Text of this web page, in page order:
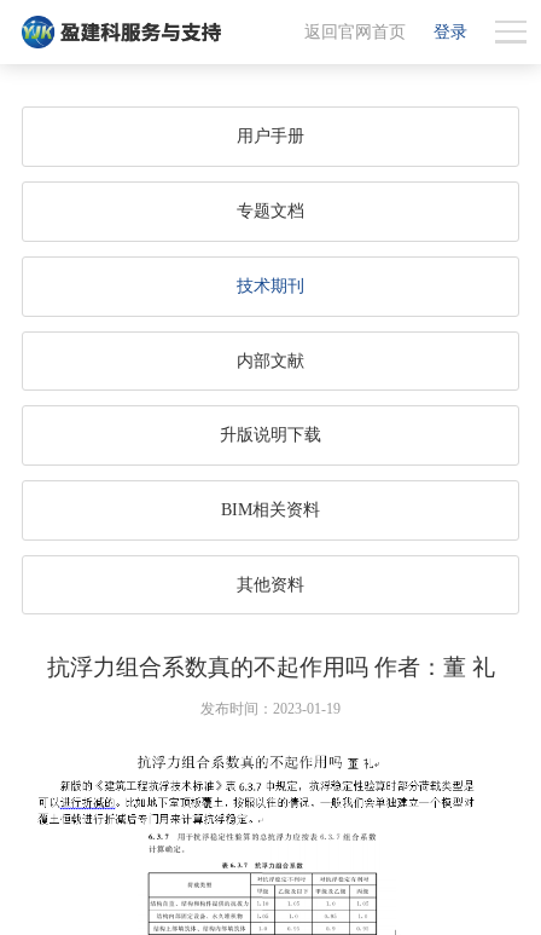
登录
返回官网首页
用户手册
专题文档
技术期刊
内部文献
升版说明下载
BIM相关资料
其他资料
抗浮力组合系数真的不起作用吗 作者：董 礼
发布时间：2023-01-19